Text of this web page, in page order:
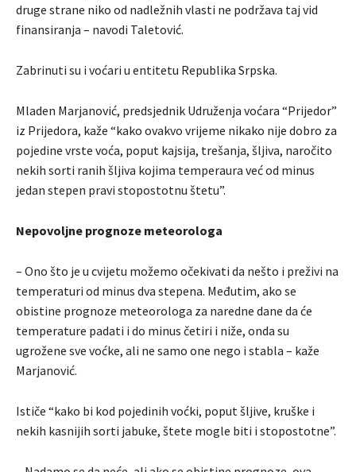
druge strane niko od nadležnih vlasti ne podržava taj vid
finansiranja – navodi Taletović.
Zabrinuti su i voćari u entitetu Republika Srpska.
Mladen Marjanović, predsjednik Udruženja voćara “Prijedor”
iz Prijedora, kaže “kako ovakvo vrijeme nikako nije dobro za
pojedine vrste voća, poput kajsija, trešanja, šljiva, naročito
nekih sorti ranih šljiva kojima temperaura već od minus
jedan stepen pravi stopostotnu štetu”.
Nepovoljne prognoze meteorologa
– Ono što je u cvijetu možemo očekivati da nešto i preživi na
temperaturi od minus dva stepena. Međutim, ako se
obistine prognoze meteorologa za naredne dane da će
temperature padati i do minus četiri i niže, onda su
ugrožene sve voćke, ali ne samo one nego i stabla – kaže
Marjanović.
Ističe “kako bi kod pojedinih voćki, poput šljive, kruške i
nekih kasnijih sorti jabuke, štete mogle biti i stopostotne”.